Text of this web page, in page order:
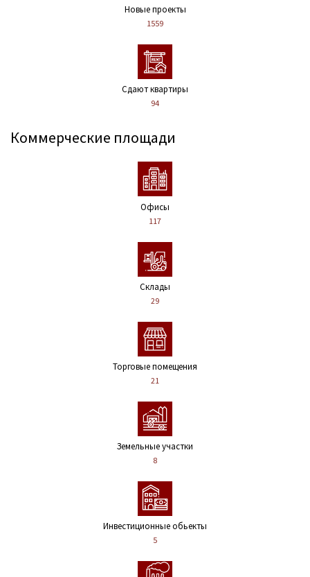
Новые проекты
1559
Сдают квартиры
94
Коммерческие площади
Офисы
117
Склады
29
Торговые помещения
21
Земельные участки
8
Инвестиционные обьекты
5